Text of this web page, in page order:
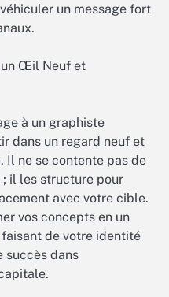
un message fort
un Œil Neuf et
à un graphiste
dans un regard neuf et
Il ne se contente pas de
il les structure pour
avec votre cible.
vos concepts en un
de votre identité
succès dans